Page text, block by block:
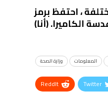
، احتفظ برمز
الكاميرا.(أنا)
المعلومات وزارة الصحة
Twitter
ReddIt